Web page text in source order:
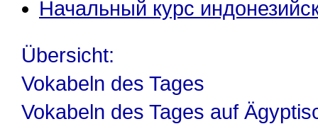
Начальный курс
Übersicht:
Vokabeln des Tages
Vokabeln des Tages auf